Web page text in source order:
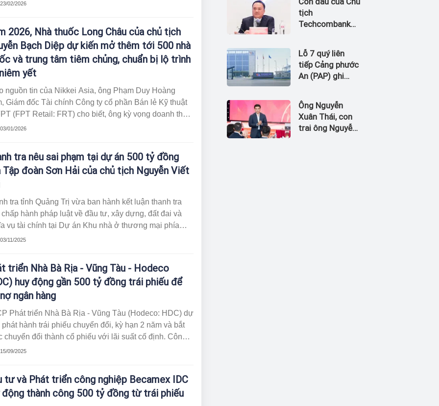
02/2026
2026, Nhà thuốc Long Châu của chủ tịch
Bạch Diệp dự kiến mở thêm tới 500 nhà
và trung tâm tiêm chủng, chuẩn bị lộ trình
yết
nguồn tin của Nikkei Asia, ông Phạm Duy Hoàng
Giám đốc Tài chính Công ty cổ phần Bán lẻ Kỹ thuật
(FPT Retail: FRT) cho biết, ông kỳ vọng doanh thu
2025 của chuỗi Long Châu sẽ tăng ít nhất 34% so với
chính của Long Châu.
01/2026
tra nêu sai phạm tại dự án 500 tỷ đồng
Tập đoàn Sơn Hải của chủ tịch Nguyễn Viết
tra tỉnh Quảng Trị vừa ban hành kết luận thanh tra
hành pháp luật về đầu tư, xây dựng, đất đai và
vụ tài chính tại Dự án Khu nhà ở thương mại phía
đường Lý Thánh Tông, đoạn từ đường F325 đến
11/2025
triển Nhà Bà Rịa - Vũng Tàu - Hodeco
huy động gần 500 tỷ đồng trái phiếu để
ngân hàng
Phát triển Nhà Bà Rịa - Vũng Tàu (Hodeco: HDC) dự
phát hành trái phiếu chuyển đổi, kỳ hạn 2 năm và bắt
chuyển đổi thành cổ phiếu với lãi suất cố định. Công
kiến huy động 500 tỷ đồng thông qua hình thức phát
09/2025
tư và Phát triển công nghiệp Becamex IDC
động thành công 500 tỷ đồng từ trái phiếu
tại dự án
Waterpoint,
Izumi City
tịch
Techcombank
làm Chủ tịch
Hãng Hàng
không Hải Âu
Lỗ 7 quý liên
tiếp Cảng phước
An (PAP) ghi
âm đến 1.674,5
tỷ đồng
Ông Nguyễn
Xuân Thái, con
trai ông Nguyễn